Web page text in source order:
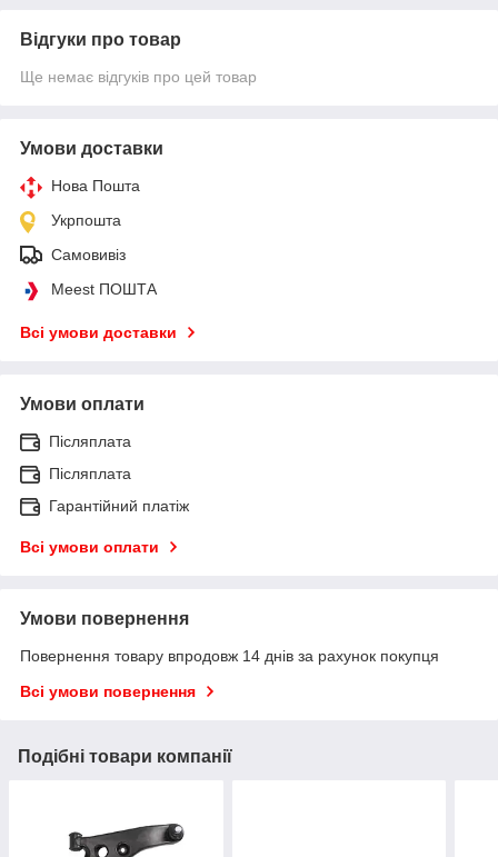
Відгуки про товар
Ще немає відгуків про цей товар
Умови доставки
Нова Пошта
Укрпошта
Самовивіз
Meest ПОШТА
Всі умови доставки
Умови оплати
Післяплата
Післяплата
Гарантійний платіж
Всі умови оплати
Умови повернення
Повернення товару впродовж 14 днів за рахунок покупця
Всі умови повернення
Подібні товари компанії